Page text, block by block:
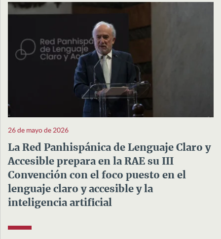
26 de mayo de 2026
La Red Panhispánica de Lenguaje Claro y
Accesible prepara en la RAE su III
Convención con el foco puesto en el
lenguaje claro y accesible y la
inteligencia artificial